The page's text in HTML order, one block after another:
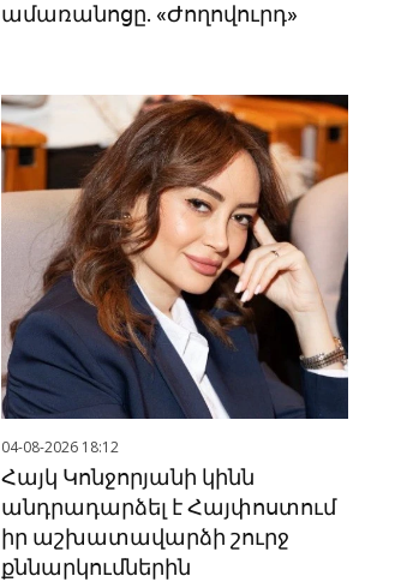
ամառանոցը. «Ժողովուրդ»
04-08-2026 18:12
Հայկ Կոնջորյանի կինն
անդրադարձել է Հայփոստում
իր աշխատավարձի շուրջ
քննարկումներին